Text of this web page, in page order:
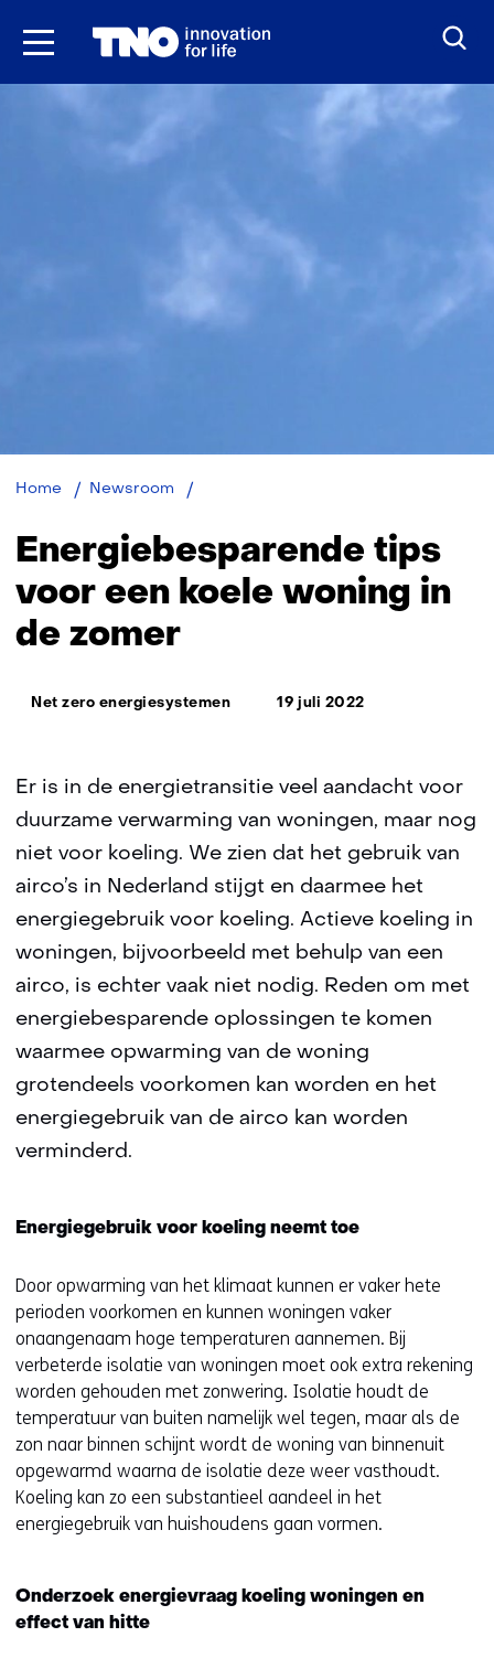
Ga
Home Newsroom
koele
woning
in
Energiebesparende tips
voor een koele woning in
de zomer
Thema:
Net zero energiesystemen 19 juli 2022
Er is in de energietransitie veel aandacht voor
duurzame verwarming van woningen, maar nog
niet voor koeling. We zien dat het gebruik van
airco’s in Nederland stijgt en daarmee het
energiegebruik voor koeling. Actieve koeling in
woningen, bijvoorbeeld met behulp van een
airco, is echter vaak niet nodig. Reden om met
energiebesparende oplossingen te komen
waarmee opwarming van de woning
grotendeels voorkomen kan worden en het
energiegebruik van de airco kan worden
verminderd.
Energiegebruik voor koeling neemt toe
Door opwarming van het klimaat kunnen er vaker hete
perioden voorkomen en kunnen woningen vaker
onaangenaam hoge temperaturen aannemen. Bij
verbeterde isolatie van woningen moet ook extra rekening
worden gehouden met zonwering. Isolatie houdt de
temperatuur van buiten namelijk wel tegen, maar als de
zon naar binnen schijnt wordt de woning van binnenuit
opgewarmd waarna de isolatie deze weer vasthoudt.
Koeling kan zo een substantieel aandeel in het
energiegebruik van huishoudens gaan vormen.
Onderzoek energievraag koeling woningen en
effect van hitte